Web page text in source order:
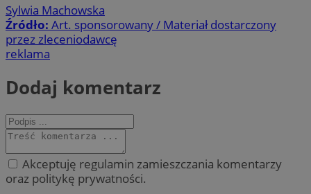
Sylwia Machowska
Źródło: Art. sponsorowany / Materiał dostarczony
przez zleceniodawcę
reklama
Dodaj komentarz
Akceptuję regulamin zamieszczania komentarzy
oraz politykę prywatności.